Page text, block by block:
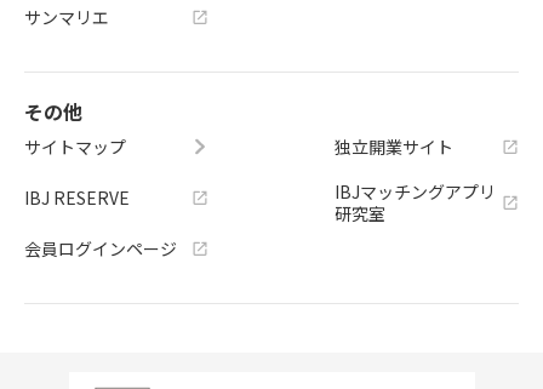
サンマリエ
その他
サイトマップ
IBJ RESERVE
会員ログインページ
独立開業サイト
IBJマッチングアプリ
研究室